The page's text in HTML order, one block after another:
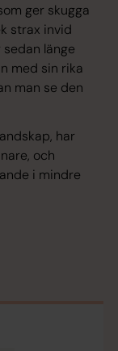
ger skugga
strax invid
länge
med sin rika
man se den
har
och
i mindre